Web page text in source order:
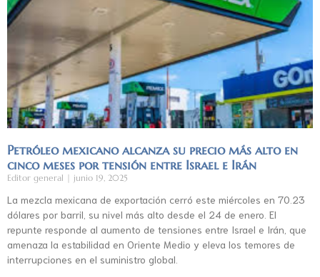
Petróleo mexicano alcanza su precio más alto en
cinco meses por tensión entre Israel e Irán
Editor general junio 19, 2025
La mezcla mexicana de exportación cerró este miércoles en 70.23
dólares por barril, su nivel más alto desde el 24 de enero. El
repunte responde al aumento de tensiones entre Israel e Irán, que
amenaza la estabilidad en Oriente Medio y eleva los temores de
interrupciones en el suministro global.